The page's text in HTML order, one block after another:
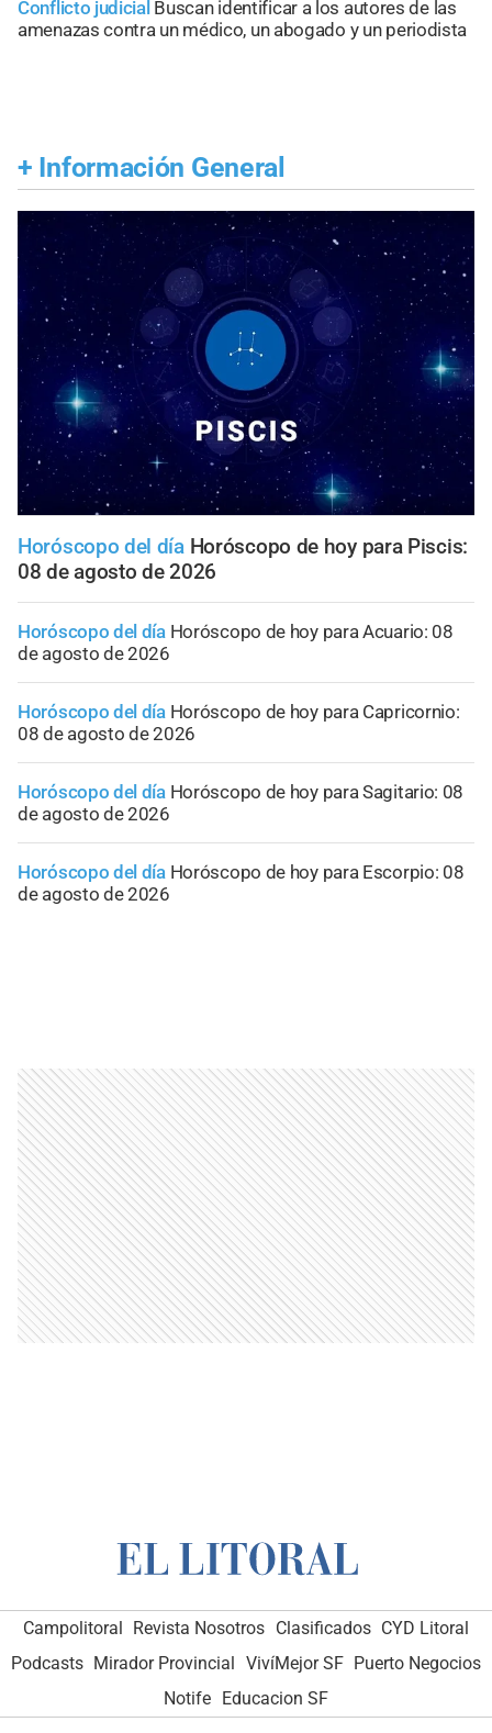
Conflicto judicial Buscan identificar a los autores de las
amenazas contra un médico, un abogado y un periodista
+ Información General
Horóscopo del día Horóscopo de hoy para Piscis:
08 de agosto de 2026
Horóscopo del día Horóscopo de hoy para Acuario: 08
de agosto de 2026
Horóscopo del día Horóscopo de hoy para Capricornio:
08 de agosto de 2026
Horóscopo del día Horóscopo de hoy para Sagitario: 08
de agosto de 2026
Horóscopo del día Horóscopo de hoy para Escorpio: 08
de agosto de 2026
Campolitoral Revista Nosotros Clasificados CYD Litoral
Podcasts Mirador Provincial VivíMejor SF Puerto Negocios
Notife Educacion SF